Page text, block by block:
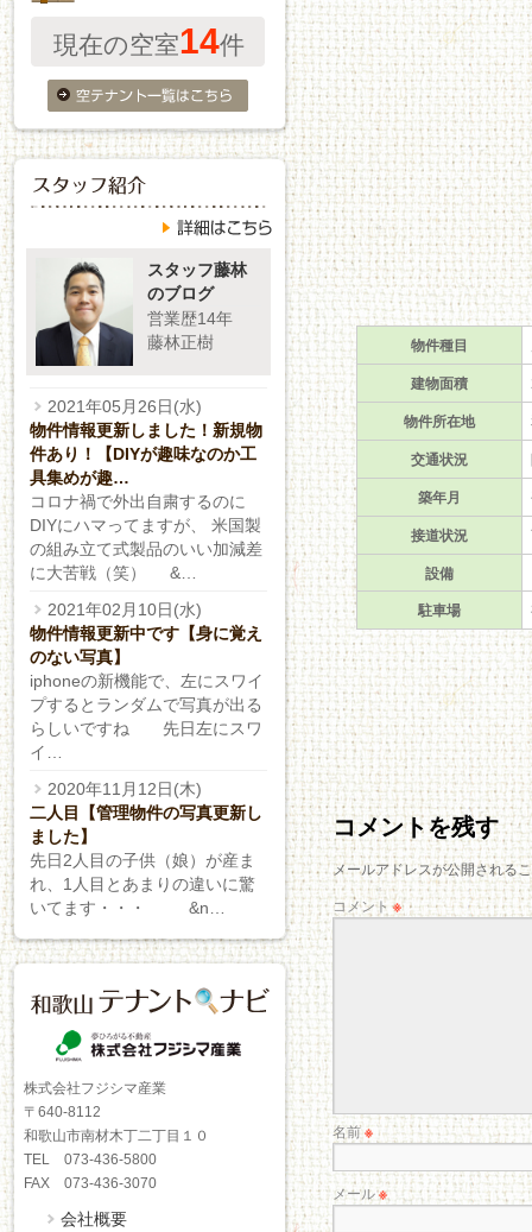
物件種目
建物面積
物件所在地
交通状況
築年月
接道状況
設備
駐車場
コメントを残す
メールアドレスが公開される
コメント※
名前※
メール※
現在の空室14件
スタッフ藤林
のブログ
営業歴14年
藤林正樹
2021年05月26日(水)
物件情報更新しました！新規物
件あり！【DIYが趣味なのか工
具集めが趣…
コロナ禍で外出自粛するのに
DIYにハマってますが、 米国製
の組み立て式製品のいい加減差
に大苦戦（笑） &…
2021年02月10日(水)
物件情報更新中です【身に覚え
のない写真】
iphoneの新機能で、左にスワイ
プするとランダムで写真が出る
らしいですね 先日左にスワ
イ…
2020年11月12日(木)
二人目【管理物件の写真更新し
ました】
先日2人目の子供（娘）が産ま
れ、1人目とあまりの違いに驚
いてます・・・ &n…
株式会社フジシマ産業
〒640-8112
和歌山市南材木丁二丁目１０
TEL 073-436-5800
FAX 073-436-3070
会社概要